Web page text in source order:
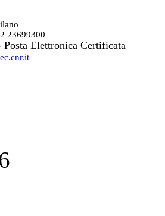
23699300
Posta Elettronica Certificata